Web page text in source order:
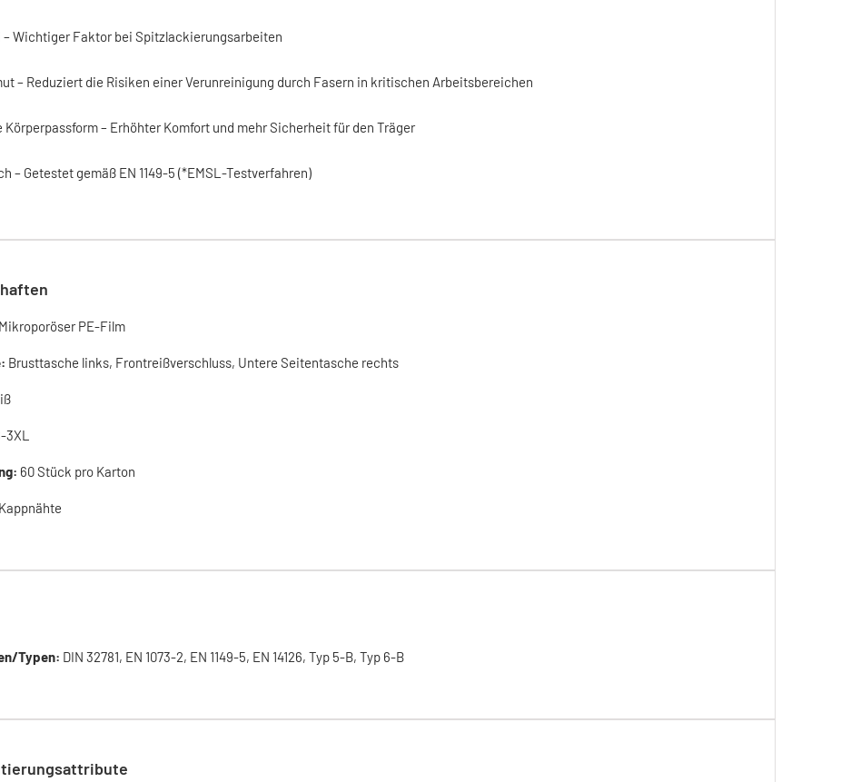
Wichtiger Faktor bei Spitzlackierungsarbeiten
– Reduziert die Risiken einer Verunreinigung durch Fasern in kritischen Arbeitsbereichen
Körperpassform – Erhöhter Komfort und mehr Sicherheit für den Träger
– Getestet gemäß EN 1149-5 (*EMSL-Testverfahren)
Mikroporöser PE-Film
Brusttasche links, Frontreißverschluss, Untere Seitentasche rechts
3XL
60 Stück pro Karton
Kappnähte
Typen: DIN 32781, EN 1073-2, EN 1149-5, EN 14126, Typ 5-B, Typ 6-B